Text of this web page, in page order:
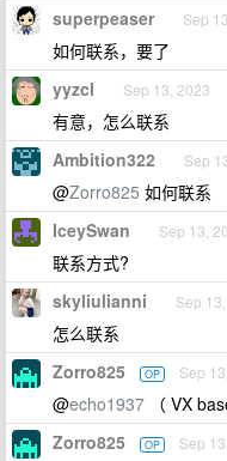
superpeaser Sep
如何联系，要了
yyzcl Sep 13, 2023
有意，怎么联系
Ambition322 Sep
@Zorro825 如何联系
IceySwan Sep 13,
联系方式?
skyliulianni Sep
怎么联系
Zorro825 OP Sep
@echo1937 （ VX
Zorro825 OP Sep